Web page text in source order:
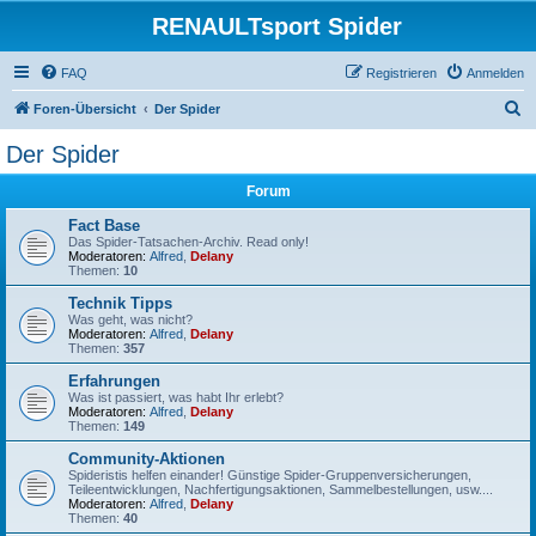
RENAULTsport Spider
FAQ Anmelden
Registrieren
Foren-Übersicht Der Spider
Der Spider
Forum
Fact Base
Das Spider-Tatsachen-Archiv. Read only!
Moderatoren: Alfred Delany
Themen: 10
Technik Tipps
Was geht, was nicht?
Moderatoren: Alfred Delany
Themen: 357
Erfahrungen
Was ist passiert, was habt Ihr erlebt?
Moderatoren: Alfred Delany
Themen: 149
Community-Aktionen
Spideristis helfen einander! Günstige Spider-Gruppenversicherungen,
Teileentwicklungen, Nachfertigungsaktionen, Sammelbestellungen, usw....
Moderatoren: Alfred Delany
Themen: 40